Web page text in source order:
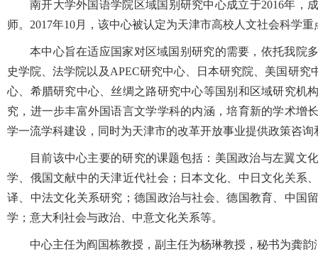
南开大学外国语学院区域国别研究中心成立于2016年，
师。 2017年10月，该中心被认定为天津市高校人文社会科学重
本中心旨在适应国家对区域国别研究的需要，依托我院
史学院、法学院以及 APEC研究中心、日本研究院、美国研究
心、希腊研究中心、丝绸之路研究中心等国别和区域研究机
究，进一步丰富外国语言文学学科的内涵，培育新的学术增
学一流学科建设，同时为天津市的改革开放事业提供政策咨询
目前该中心主要的研究的课题包括：美国政治与左翼文
学、俄国文献中的天津近代社会；日本文化、中日文化关系
译、中法文化关系研究；德国政治与社会、德国教育、中国
学；意大利社会与政治、中意文化关系等。
中心主任为阎国栋教授，副主任为杨琳教授，秘书为龚